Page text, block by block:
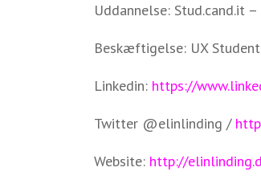
Uddannelse: Stud.cand.it
Beskæftigelse: UX Student
Linkedin: https://
Twitter @elinlinding /
Website: http://